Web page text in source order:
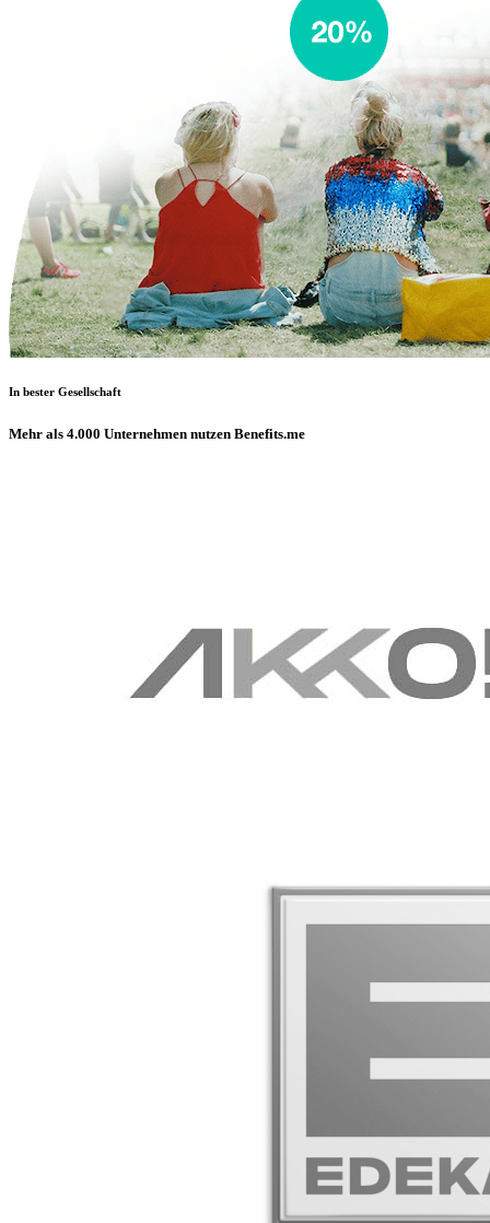
In bester Gesellschaft
Mehr als 4.000 Unternehmen nutzen Benefits.me